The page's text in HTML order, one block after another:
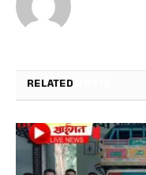
RELATED